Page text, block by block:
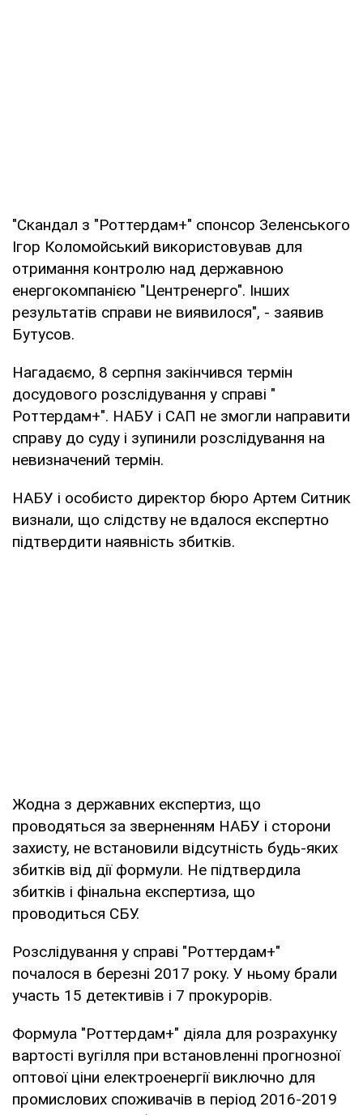
"Скандал з "Роттердам+" спонсор Зеленського
Ігор Коломойський використовував для
отримання контролю над державною
енергокомпанією "Центренерго". Інших
результатів справи не виявилося", - заявив
Бутусов.
Нагадаємо, 8 серпня закінчився термін
досудового розслідування у справі "
Роттердам+". НАБУ і САП не змогли направити
справу до суду і зупинили розслідування на
невизначений термін.
НАБУ і особисто директор бюро Артем Ситник
визнали, що слідству не вдалося експертно
підтвердити наявність збитків.
Жодна з державних експертиз, що
проводяться за зверненням НАБУ і сторони
захисту, не встановили відсутність будь-яких
збитків від дії формули. Не підтвердила
збитків і фінальна експертиза, що
проводиться СБУ.
Розслідування у справі "Роттердам+"
почалося в березні 2017 року. У ньому брали
участь 15 детективів і 7 прокурорів.
Формула "Роттердам+" діяла для розрахунку
вартості вугілля при встановленні прогнозної
оптової ціни електроенергії виключно для
промислових споживачів в період 2016-2019